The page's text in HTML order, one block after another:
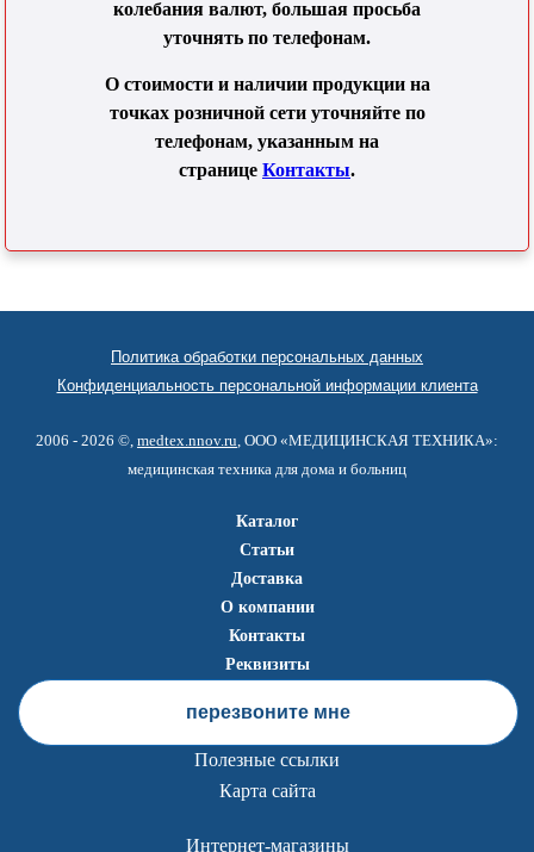
колебания валют, большая просьба
уточнять по телефонам.
О стоимости и наличии продукции на
точках розничной сети уточняйте по
телефонам, указанным на
странице Контакты.
Политика обработки персональных данных
Конфиденциальность персональной информации клиента
2006 - 2026 ©, medtex.nnov.ru , ООО «МЕДИЦИНСКАЯ ТЕХНИКА»:
медицинская техника для дома и больниц
Каталог
Статьи
Доставка
О компании
Контакты
Реквизиты
перезвоните мне
Полезные ссылки
Карта сайта
Интернет-магазины